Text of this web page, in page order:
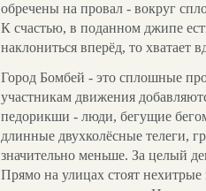
обречены на провал - вокруг
К счастью, в поданном джипе
наклониться вперёд, то хватает
Город Бомбей - это сплошные
участникам движения
педорикши - люди, бегущие
длинные двухколёсные телеги,
значительно меньше. За целый
Прямо на улицах стоят